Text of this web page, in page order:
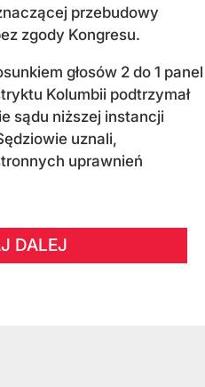
przebudowy
zgody Kongresu.
głosów 2 do 1 panel
Kolumbii podtrzymał
sądu niższej instancji
uznali,
uprawnień
DALEJ